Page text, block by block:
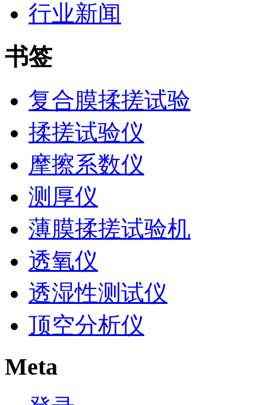
行业新闻
书签
复合膜揉搓试验
揉搓试验仪
摩擦系数仪
测厚仪
薄膜揉搓试验机
透氧仪
透湿性测试仪
顶空分析仪
Meta